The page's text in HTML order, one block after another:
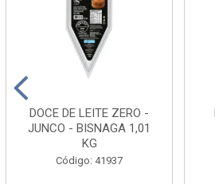
DOCE DE LEITE ZERO -
JUNCO - BISNAGA 1,01
KG
Código: 41937